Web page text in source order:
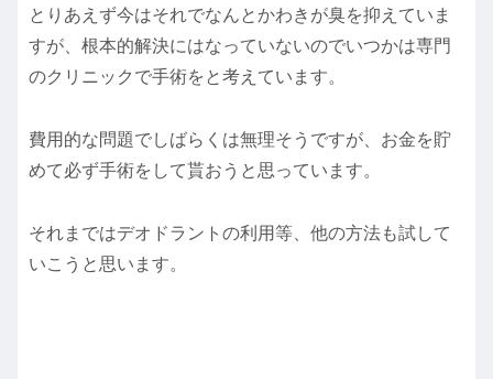
とりあえず今はそれでなんとかわきが臭を抑えていま
すが、根本的解決にはなっていないのでいつかは専門
のクリニックで手術をと考えています。
費用的な問題でしばらくは無理そうですが、お金を貯
めて必ず手術をして貰おうと思っています。
それまではデオドラントの利用等、他の方法も試して
いこうと思います。